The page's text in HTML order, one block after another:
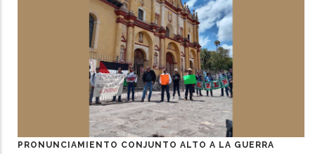
PRONUNCIAMIENTO CONJUNTO ALTO A LA GUERRA